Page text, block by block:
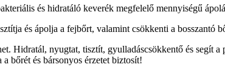
és hidratáló keverék megfelelő mennyiségű
és ápolja a fejbőrt, valamint csökkenti a bosszantó
Hidratál, nyugtat, tisztít, gyulladáscsökkentő és segít
bőrét és bársonyos érzetet biztosít!